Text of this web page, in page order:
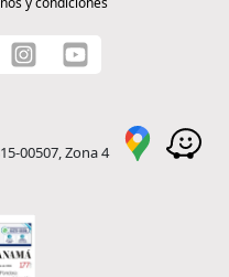
00507, Zona 4